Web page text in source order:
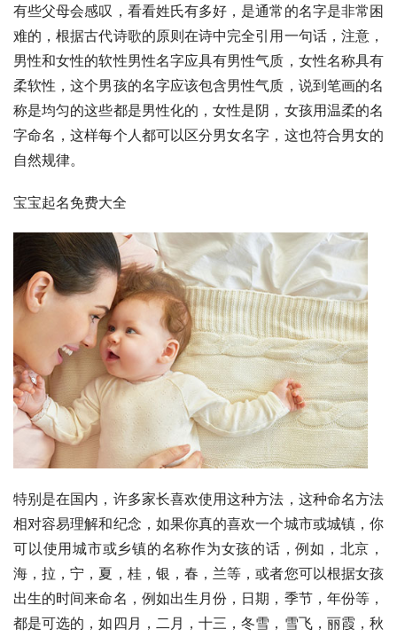
有些父母会感叹，看看姓氏有多好，是通常的名字是非常困
难的，根据古代诗歌的原则在诗中完全引用一句话，注意，
男性和女性的软性男性名字应具有男性气质，女性名称具有
柔软性，这个男孩的名字应该包含男性气质，说到笔画的名
称是均匀的这些都是男性化的，女性是阴，女孩用温柔的名
字命名，这样每个人都可以区分男女名字，这也符合男女的
自然规律。
宝宝起名免费大全
特别是在国内，许多家长喜欢使用这种方法，这种命名方法
相对容易理解和纪念，如果你真的喜欢一个城市或城镇，你
可以使用城市或乡镇的名称作为女孩的话，例如，北京，
海，拉，宁，夏，桂，银，春，兰等，或者您可以根据女孩
出生的时间来命名，例如出生月份，日期，季节，年份等，
都是可选的，如四月，二月，十三，冬雪，雪飞，丽霞，秋